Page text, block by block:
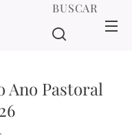
BUSCAR
Ano Pastoral